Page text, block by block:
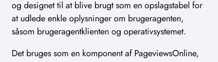
og designet til at blive brugt som en opslagstabel for
at udlede enkle oplysninger om brugeragenten,
såsom brugeragentklienten og operativsystemet.
Det bruges som en komponent af PageviewsOnline,